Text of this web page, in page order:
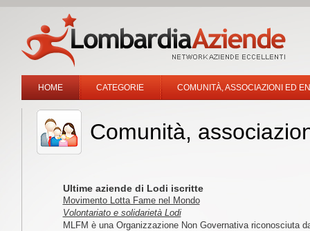
HOME CATEGORIE COMUNITÀ, ASSOCIAZIONI ED
Comunità,
Ultime aziende di Lodi iscritte
Movimento Lotta Fame nel Mondo
Volontariato e solidarietà Lodi
MLFM è una Organizzazione Non Governativa riconosciuta